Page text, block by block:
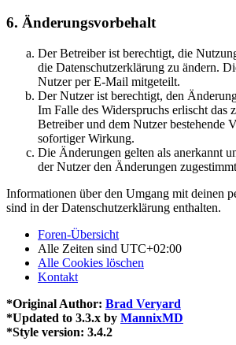
6. Änderungsvorbehalt
Der Betreiber ist berechtigt, die
die Datenschutzerklärung zu ändern.
Nutzer per E-Mail mitgeteilt.
Der Nutzer ist berechtigt, den
Im Falle des Widerspruchs erlischt das
Betreiber und dem Nutzer bestehende
sofortiger Wirkung.
Die Änderungen gelten als anerkannt
der Nutzer den Änderungen
Informationen über den Umgang mit deinen
sind in der Datenschutzerklärung enthalten.
Foren-Übersicht
Alle Zeiten sind UTC+02:00
Alle Cookies löschen
Kontakt
*Original Author: Brad Veryard
*Updated to 3.3.x by MannixMD
*Style version: 3.4.2